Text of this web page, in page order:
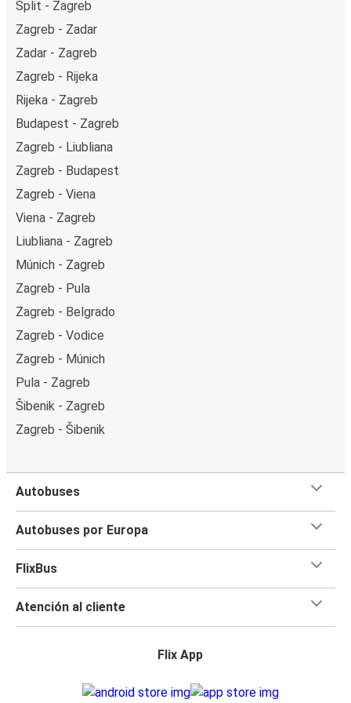
Split - Zagreb
Zagreb - Zadar
Zadar - Zagreb
Zagreb - Rijeka
Rijeka - Zagreb
Budapest - Zagreb
Zagreb - Liubliana
Zagreb - Budapest
Zagreb - Viena
Viena - Zagreb
Liubliana - Zagreb
Múnich - Zagreb
Zagreb - Pula
Zagreb - Belgrado
Zagreb - Vodice
Zagreb - Múnich
Pula - Zagreb
Šibenik - Zagreb
Zagreb - Šibenik
Autobuses
Autobuses por Europa
FlixBus
Atención al cliente
Flix App